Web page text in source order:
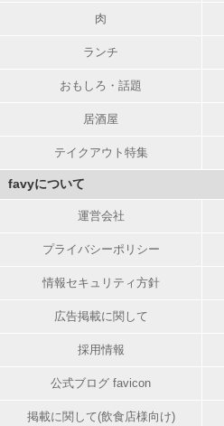
肉
ランチ
おもしろ・話題
居酒屋
テイクアウト特集
favyについて
運営会社
プライバシーポリシー
情報セキュリティ方針
広告掲載に関して
採用情報
公式ブログ favicon
掲載に関して(飲食店様向け)